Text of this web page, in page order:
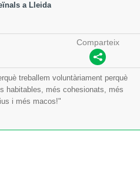
a Lleida
Comparteix
treballem voluntàriament perquè
habitables, més cohesionats, més
i més macos!"